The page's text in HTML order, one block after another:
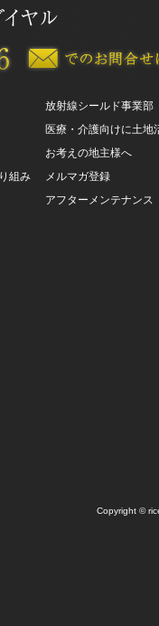
組み
放射線シールド事業部
医療・介護向けに土地
お考えの地主様へ
メルマガ登録
アフターメンテナンス
Copyright ©